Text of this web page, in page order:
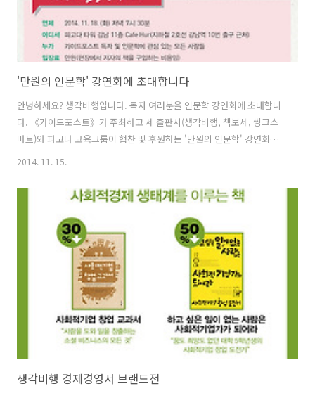
'만원의 인문학' 강연회에 초대합니다
안녕하세요? 생각비행입니다. 독자 여러분을 인문학 강연회에 초대합니
다. 《가이드포스트》가 주최하고 세 출판사(생각비행, 책보세, 씽크스
마트)와 파고다 교육그룹이 협찬 및 후원하는 '만원의 인문학' 강연회는
세 분의 저자를 모시고 토크콘서트 형식으로 진행됩니다. 각기 다른 관점
2014. 11. 15.
생각비행 경제경영서 브랜드전